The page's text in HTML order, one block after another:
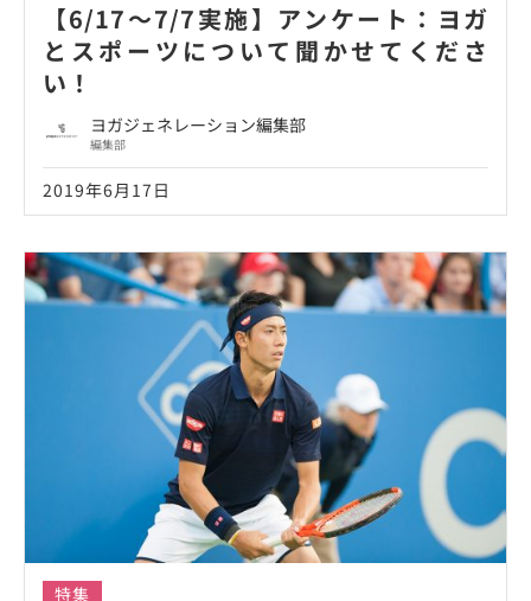
【6/17〜7/7実施】アンケート：ヨガ
とスポーツについて聞かせてくださ
い！
ヨガジェネレーション編集部
編集部
2019年6月17日
特集